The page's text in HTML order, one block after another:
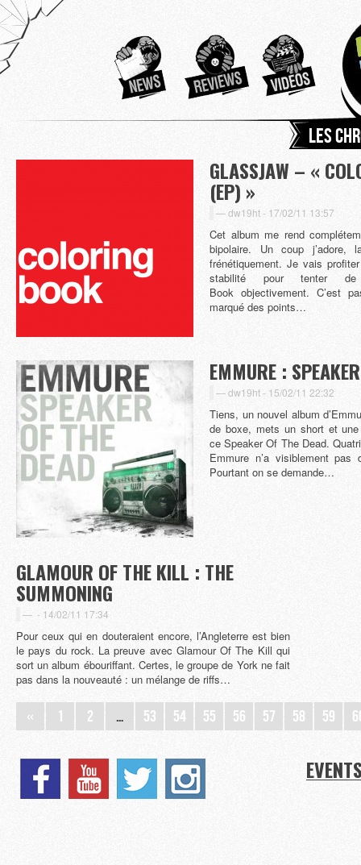
Les
GLASSJAW – «
(EP) »
dw19ht - 17/02/11 13:57
Cet album me rend
bipolaire. Un coup j’adore,
frénétiquement. Je vais
stabilité pour tenter
Book objectivement. C’est
marqué des points…
EMMURE :
dw19ht - 15/02/11 22:32
Tiens, un nouvel album
de boxe, mets un short et
ce Speaker Of The Dead.
Emmure n’a visiblement pas
Pourtant on se demande…
GLAMOUR OF THE KILL : THE
SUMMONING
- 14/02/11 17:34
Pour ceux qui en douteraient encore, l’Angleterre est bien
le pays du rock. La preuve avec Glamour Of The Kill qui
sort un album ébouriffant. Certes, le groupe de York ne fait
pas dans la nouveauté : un mélange de riffs…
« 1 2 … 53 54 55 56 57 58 59